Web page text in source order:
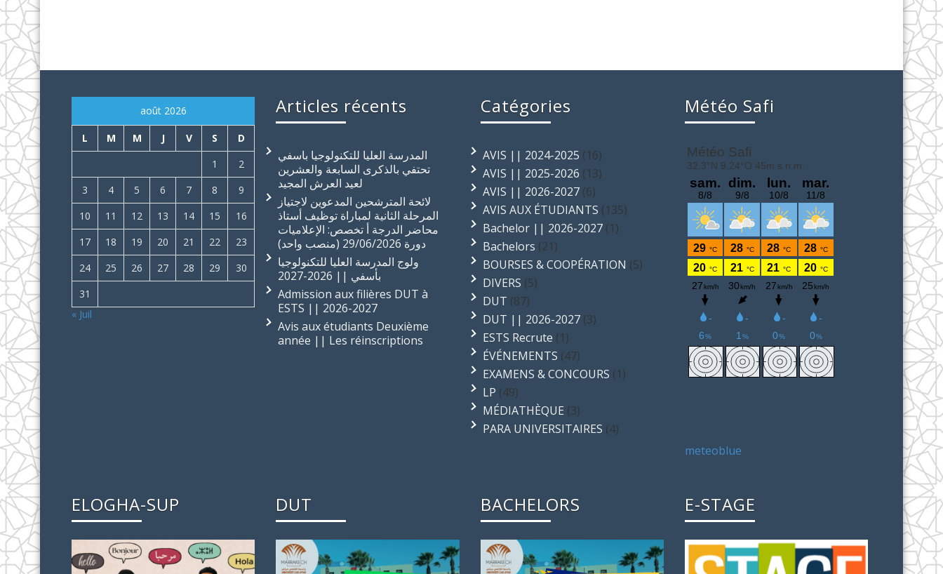
août 2026
L M M J V S
D
1
2
3
4 5 6 7 8
9
10
11 12 13 14 15
16
17
18 19 20 21 22
23
24
25 26 27 28 29
30
31
« Juil
Articles récents
المدرسة العليا للتكنولوجيا باسفي
تحتفي بالذكرى السابعة والعشرين
لعيد العرش المجيد
لائحة المترشحين المدعوين لاجتياز
المرحلة الثانية لمباراة توظيف أستاذ
محاضر الدرجة أ تخصص: الإعلاميات
دورة 29/06/2026 (منصب واحد)
ولوج المدرسة العليا للتكنولوجيا
بأسفي || 2026-2027
Admission aux filières DUT à
ESTS || 2026-2027
Avis aux étudiants Deuxième
année || Les réinscriptions
Catégories
AVIS || 2024-2025 (16)
AVIS || 2025-2026 (13)
AVIS || 2026-2027(6)
AVIS AUX ÉTUDIANTS (135)
Bachelor || 2026-2027(1)
Bachelors (21)
BOURSES & COOPÉRATION (5)
DIVERS (5)
DUT (87)
DUT || 2026-2027(3)
ESTS Recrute (1)
ÉVÉNEMENTS (47)
EXAMENS & CONCOURS (1)
LP (49)
MÉDIATHÈQUE (3)
PARA UNIVERSITAIRES (4)
Météo Safi
meteoblue
ELOGHA-SUP DUT BACHELORS E-STAGE